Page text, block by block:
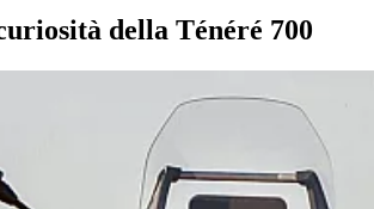
della Ténéré 700